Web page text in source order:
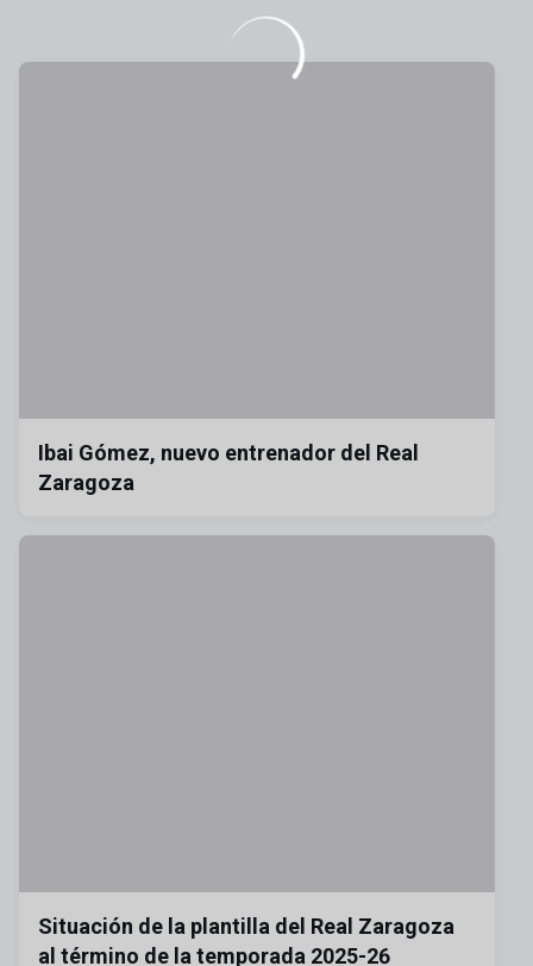
Ibai Gómez, nuevo entrenador del Real
Zaragoza
Situación de la plantilla del Real Zaragoza
al término de la temporada 2025-26